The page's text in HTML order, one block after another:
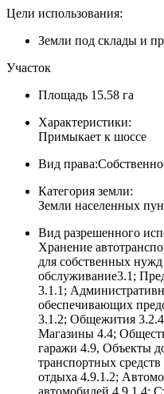
Цели использования:
Земли под склады и
Участок
Площадь 15.58 га
Характеристики:
Примыкает к шоссе
Вид права:
Категория земли:
Земли населенных
Вид разрешенного
Хранение
для собственных
обслуживание3.1;
3.1.1;
обеспечивающих
3.1.2; Общежития
Магазины 4.4;
гаражи 4.9, Объекты
транспортных
отдыха 4.9.1.2;
автомобилей 4.9.1.4;